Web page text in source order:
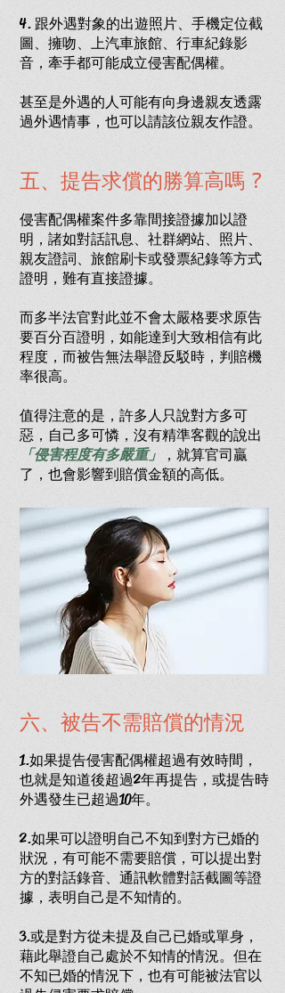
4. 跟外遇對象的出遊照片、手機定位截
圖、擁吻、上汽車旅館、行車紀錄影
音，牽手都可能成立侵害配偶權。
甚至是外遇的人可能有向身邊親友透露
過外遇情事，也可以請該位親友作證。
五、提告求償的勝算高嗎 ?
侵害配偶權案件多靠間接證據加以證
明，諸如對話訊息、社群網站、照片、
親友證詞、旅館刷卡或發票紀錄等方式
證明，難有直接證據。
而多半法官對此並不會太嚴格要求原告
要百分百證明，如能達到大致相信有此
程度，而被告無法舉證反駁時，判賠機
率很高。
值得注意的是，許多人只說對方多可
惡，自己多可憐，沒有精準客觀的說出
「侵害程度有多嚴重」
，就算官司贏
了，也會影響到賠償金額的高低。
六、被告不需賠償的情況
1.如果提告侵害配偶權超過有效時間，
也就是知道後超過2年再提告，或提告時
外遇發生已超過10年。
2.如果可以證明自己不知到對方已婚的
狀況，有可能不需要賠償，可以提出對
方的對話錄音、通訊軟體對話截圖等證
據，表明自己是不知情的。
3.或是對方從未提及自己已婚或單身，
藉此舉證自己處於不知情的情況。但在
不知已婚的情況下，也有可能被法官以